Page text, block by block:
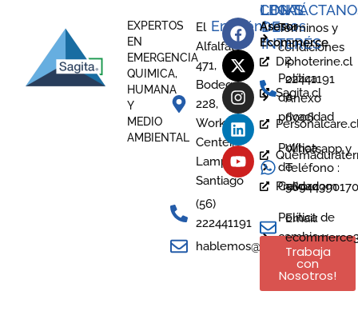
EXPERTOS
EN
EMERGENCIA
QUIMICA,
HUMANA
Y
MEDIO
AMBIENTAL
El
Alfalfal
471,
Bodega
228,
Work
Center,
Lampa -
Santiago
(56)
222441191
hablemos@sagita.cl
Encuéntranos
LEGAL
Términos y
condiciones
Política
de
privacidad
Política
de
Calidad
Política de
cambio y
devoluciones
LINKS
DE
INTERÉS
Diphoterine.cl
Sagita.cl
Prevor.com
Trabaja
con
Nosotros!
Asesor
Ecommerce
2
22441191
Anexo
6006
Whatsapp y
Teléfono :
56944390170
Email: